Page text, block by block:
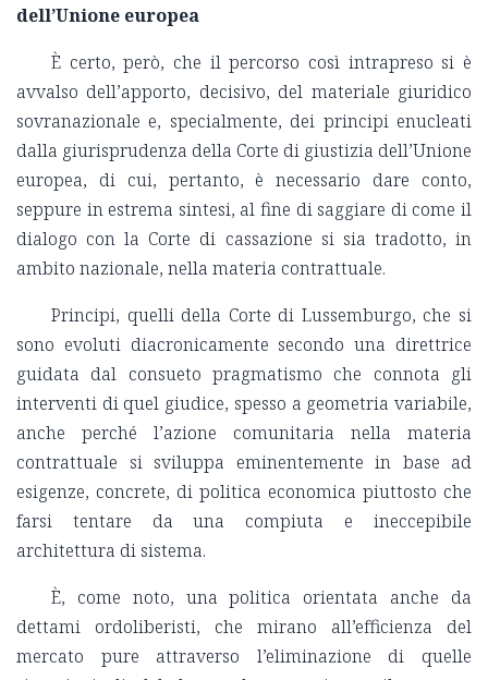
dell’Unione europea
È certo, però, che il percorso così intrapreso si è
avvalso dell’apporto, decisivo, del materiale giuridico
sovranazionale e, specialmente, dei principi enucleati
dalla giurisprudenza della Corte di giustizia dell’Unione
europea, di cui, pertanto, è necessario dare conto,
seppure in estrema sintesi, al fine di saggiare di come il
dialogo con la Corte di cassazione si sia tradotto, in
ambito nazionale, nella materia contrattuale.
Principi, quelli della Corte di Lussemburgo, che si
sono evoluti diacronicamente secondo una direttrice
guidata dal consueto pragmatismo che connota gli
interventi di quel giudice, spesso a geometria variabile,
anche perché l’azione comunitaria nella materia
contrattuale si sviluppa eminentemente in base ad
esigenze, concrete, di politica economica piuttosto che
farsi tentare da una compiuta e ineccepibile
architettura di sistema.
È, come noto, una politica orientata anche da
dettami ordoliberisti, che mirano all’efficienza del
mercato pure attraverso l’eliminazione di quelle